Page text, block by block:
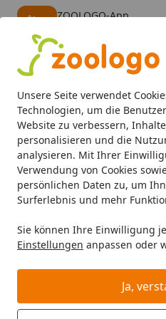
Unsere Seite verwendet
Technologien, um die
Website zu verbessern,
personalisieren und die
analysieren. Mit Ihrer
Verwendung von Cookies
persönlichen Daten zu, um
Surferlebnis und mehr
Sie können Ihre Einwilligung
Einstellungen anpassen oder
Ja,
ZOOLOGO-App
Alle Produkte
Mein Konto
Suchen
Startseite
Hund Hundefutter
HAPPY DOG Mini